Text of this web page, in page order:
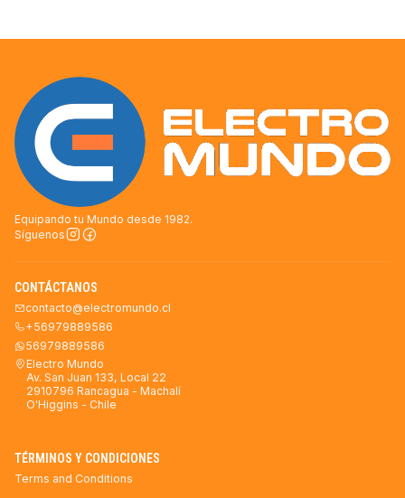
Equipando tu Mundo desde 1982.
Síguenos
CONTÁCTANOS
contacto@electromundo.cl
+56979889586
56979889586
Electro Mundo
Av. San Juan 133, Local 22
2910796 Rancagua - Machalí
O'Higgins - Chile
TÉRMINOS Y CONDICIONES
Terms and Conditions